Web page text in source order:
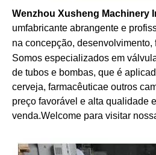
Wenzhou Xusheng Machinery
umfabricante abrangente e
na concepção, desenvolvimento,
Somos especializados em
de tubos e bombas, que é
cerveja, farmacêuticae outros
preço favorável e alta qualidade
venda.Welcome para visitar